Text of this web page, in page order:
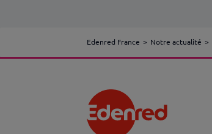
Edenred France Notre actualité